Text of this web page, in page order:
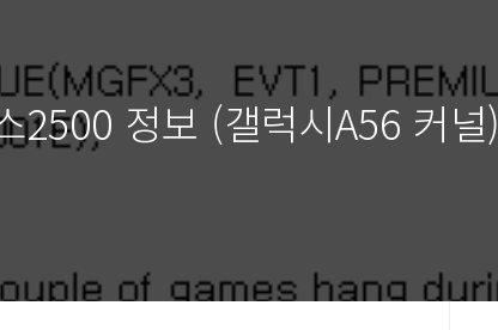
2500 정보 (갤럭시A56 커널)